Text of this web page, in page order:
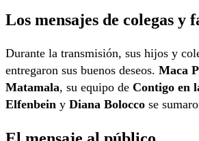
Los mensajes de colegas y
Durante la transmisión, sus hijos y
entregaron sus buenos deseos. Maca
Matamala, su equipo de Contigo en
Elfenbein y Diana Bolocco se